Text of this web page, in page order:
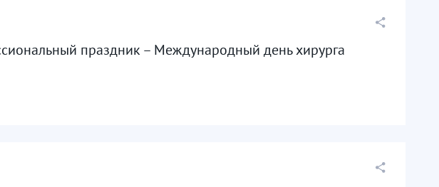
праздник – Международный день хирурга